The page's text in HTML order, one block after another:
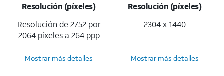
Resolución (píxeles)
Resolución de 2752 por
2064 píxeles a 264 ppp
Resolución (píxeles)
2304 x 1440
Mostrar más detalles Mostrar más detalles